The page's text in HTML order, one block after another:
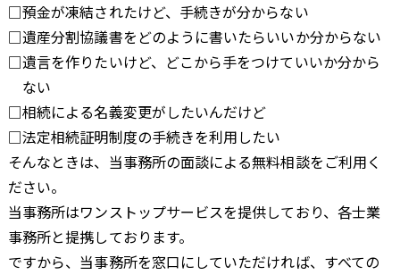
□預金が凍結されたけど、手続きが分からない
□遺産分割協議書をどのように書いたらいいか分からない
□遺言を作りたいけど、どこから手をつけていいか分から
ない
□相続による名義変更がしたいんだけど
□法定相続証明制度の手続きを利用したい
そんなときは、当事務所の面談による無料相談をご利用く
ださい。
当事務所はワンストップサービスを提供しており、各士業
事務所と提携しております。
ですから、当事務所を窓口にしていただければ、すべての